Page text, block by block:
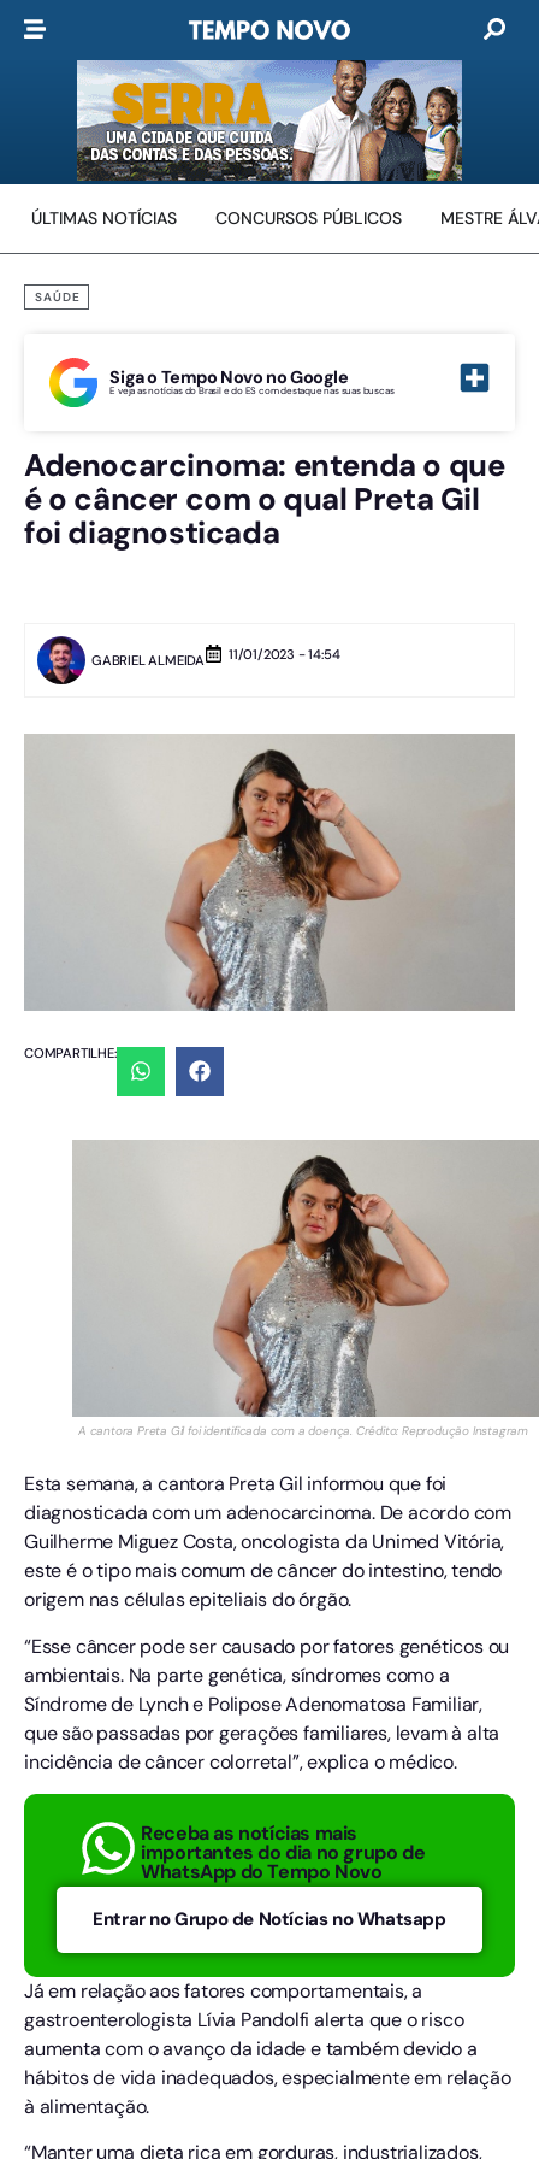
ÚLTIMAS NOTÍCIAS CONCURSOS PÚBLICOS MESTRE
SAÚDE
Siga o Tempo Novo no Google
E veja as notícias do Brasil e do ES com destaque nas suas buscas
Adenocarcinoma: entenda o que
é o câncer com o qual Preta Gil
foi diagnosticada
GABRIEL ALMEIDA 11/01/2023 - 14:54
COMPARTILHE:
A cantora Preta Gil foi identificada com a doença. Crédito: Reprodução Instagram
Esta semana, a cantora Preta Gil informou que foi
diagnosticada com um adenocarcinoma. De acordo com
Guilherme Miguez Costa, oncologista da Unimed Vitória,
este é o tipo mais comum de câncer do intestino, tendo
origem nas células epiteliais do órgão.
“Esse câncer pode ser causado por fatores genéticos ou
ambientais. Na parte genética, síndromes como a
Síndrome de Lynch e Polipose Adenomatosa Familiar,
que são passadas por gerações familiares, levam à alta
incidência de câncer colorretal”, explica o médico.
Receba as notícias mais
importantes do dia no grupo de
WhatsApp do Tempo Novo
Entrar no Grupo de Notícias no Whatsapp
Já em relação aos fatores comportamentais, a
gastroenterologista Lívia Pandolfi alerta que o risco
aumenta com o avanço da idade e também devido a
hábitos de vida inadequados, especialmente em relação
à alimentação.
“Manter uma dieta rica em gorduras, industrializados,